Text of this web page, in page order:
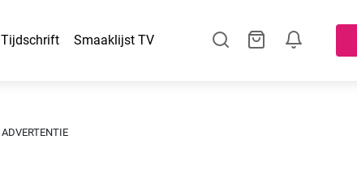
Tijdschrift Smaaklijst TV
ADVERTENTIE